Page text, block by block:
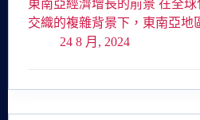
東南亞經濟增長的前景 在全
交織的複雜背景下，東南亞
24 8 月, 2024